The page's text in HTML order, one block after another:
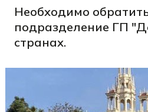
Необходимо
подразделение ГП
странах.